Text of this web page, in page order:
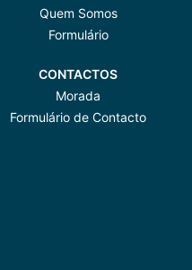
Quem Somos
Formulário
CONTACTOS
Morada
Formulário de Contacto